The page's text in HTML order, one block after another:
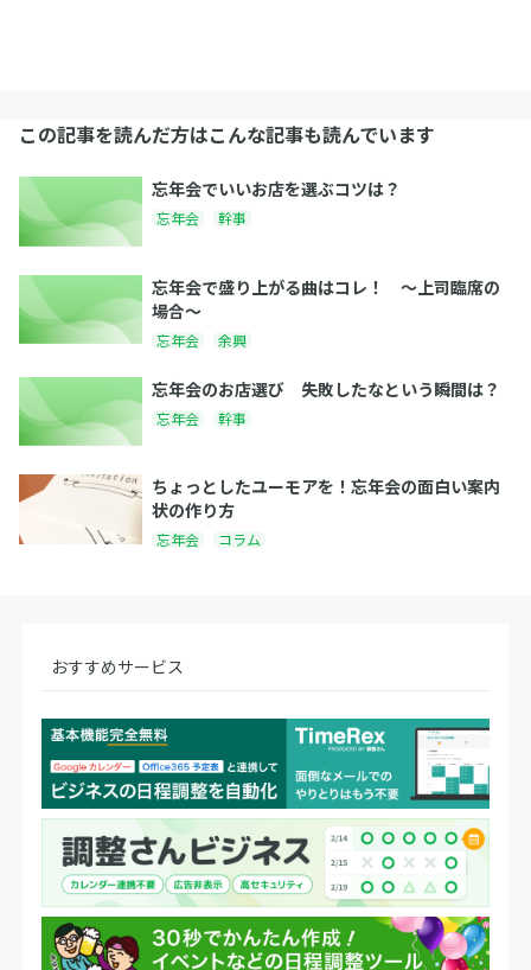
この記事を読んだ方はこんな記事も読んでいます
忘年会でいいお店を選ぶコツは？
忘年会 幹事
忘年会で盛り上がる曲はコレ！ 〜上司臨席の
場合〜
忘年会 余興
忘年会のお店選び 失敗したなという瞬間は？
忘年会 幹事
ちょっとしたユーモアを！忘年会の面白い案内
状の作り方
忘年会 コラム
おすすめサービス